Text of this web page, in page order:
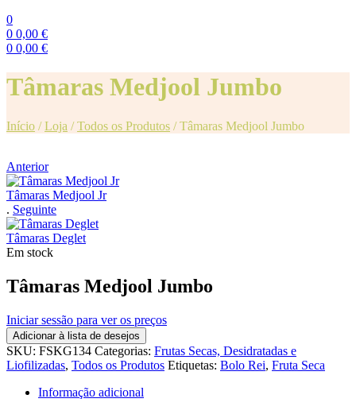
0
0 0,00 €
0 0,00 €
Tâmaras Medjool Jumbo
Início /Loja /Todos os Produtos /Tâmaras Medjool Jumbo
Anterior
Tâmaras Medjool Jr
. Seguinte
Tâmaras Deglet
Em stock
Tâmaras Medjool Jumbo
Iniciar sessão para ver os preços
Adicionar à lista de desejos
SKU: FSKG134 Categorias: Frutas Secas, Desidratadas e
Liofilizadas, Todos os Produtos Etiquetas: Bolo Rei, Fruta Seca
Informação adicional